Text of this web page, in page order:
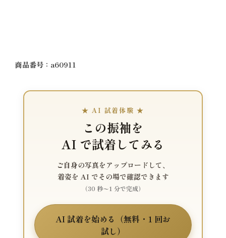
商品番号：a60911
★ AI 試着体験 ★
この振袖を
AI で試着してみる
ご自身の写真をアップロードして、
着姿を AI でその場で確認できます
（30 秒〜1 分で完成）
AI 試着を始める（無料・1 回お
試し）